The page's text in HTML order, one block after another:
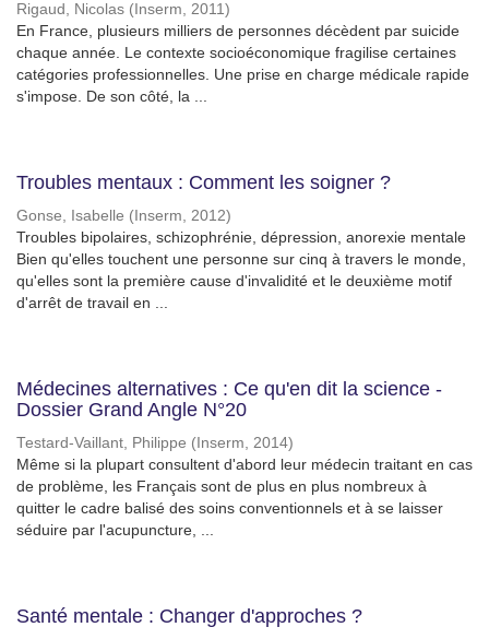
Rigaud, Nicolas ( Inserm, 2011)
En France, plusieurs milliers de personnes décèdent par suicide
chaque année. Le contexte socioéconomique fragilise certaines
catégories professionnelles. Une prise en charge médicale rapide
s'impose. De son côté, la ...
Troubles mentaux : Comment les soigner ?
Gonse, Isabelle ( Inserm, 2012)
Troubles bipolaires, schizophrénie, dépression, anorexie mentale
Bien qu'elles touchent une personne sur cinq à travers le monde,
qu'elles sont la première cause d'invalidité et le deuxième motif
d'arrêt de travail en ...
Médecines alternatives : Ce qu'en dit la science -
Dossier Grand Angle N°20
Testard-Vaillant, Philippe ( Inserm, 2014)
Même si la plupart consultent d'abord leur médecin traitant en cas
de problème, les Français sont de plus en plus nombreux à
quitter le cadre balisé des soins conventionnels et à se laisser
séduire par l'acupuncture, ...
Santé mentale : Changer d'approches ?